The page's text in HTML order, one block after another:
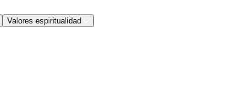
Valores espiritualidad